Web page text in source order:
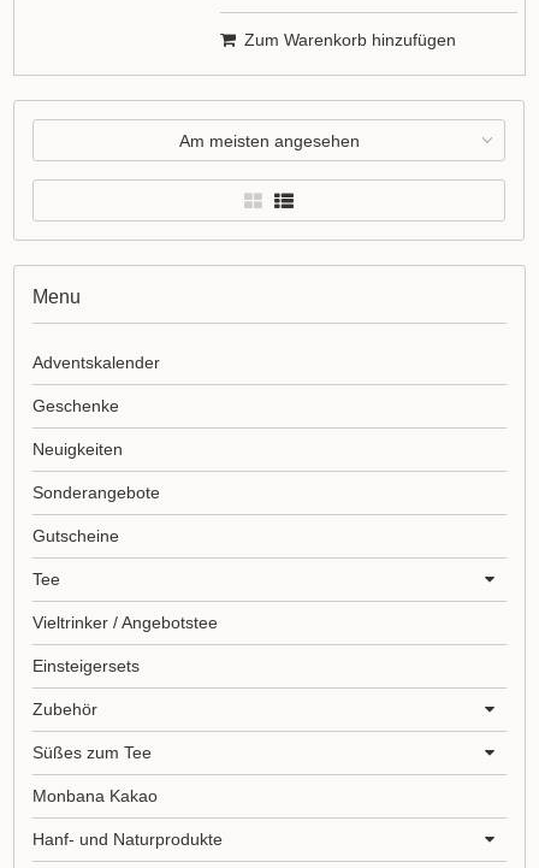
Zum Warenkorb hinzufügen
Am meisten angesehen
Menu
Adventskalender
Geschenke
Neuigkeiten
Sonderangebote
Gutscheine
Tee
Vieltrinker / Angebotstee
Einsteigersets
Zubehör
Süßes zum Tee
Monbana Kakao
Hanf- und Naturprodukte